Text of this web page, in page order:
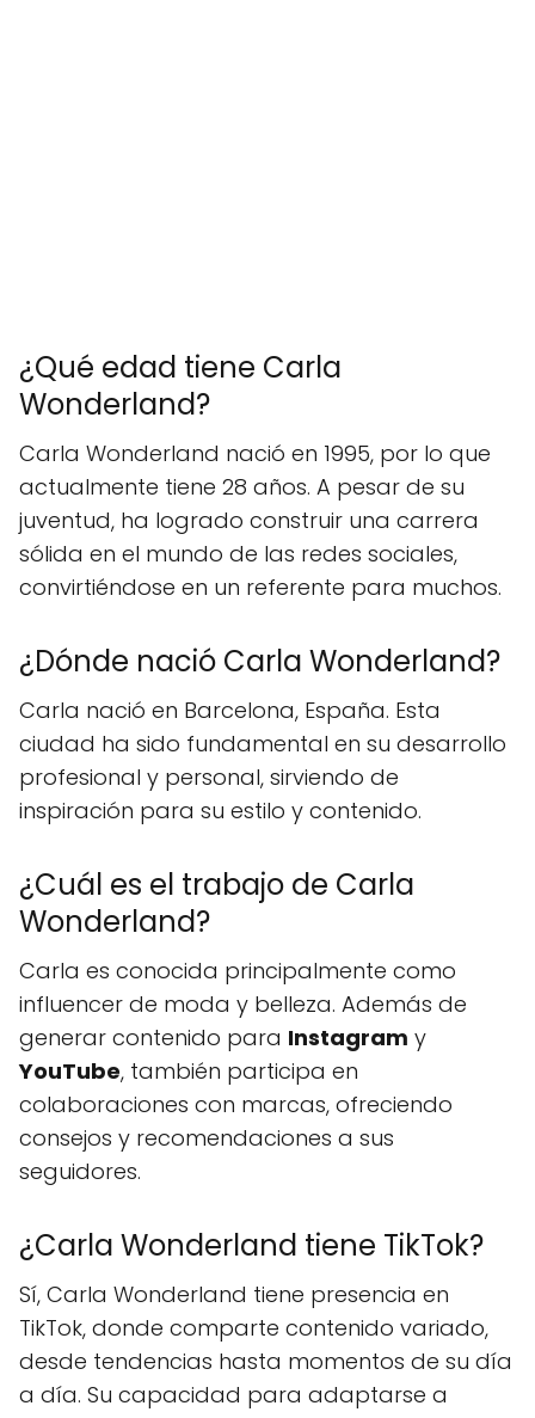
¿Qué edad tiene Carla
Wonderland?
Carla Wonderland nació en 1995, por lo que
actualmente tiene 28 años. A pesar de su
juventud, ha logrado construir una carrera
sólida en el mundo de las redes sociales,
convirtiéndose en un referente para muchos.
¿Dónde nació Carla Wonderland?
Carla nació en Barcelona, España. Esta
ciudad ha sido fundamental en su desarrollo
profesional y personal, sirviendo de
inspiración para su estilo y contenido.
¿Cuál es el trabajo de Carla
Wonderland?
Carla es conocida principalmente como
influencer de moda y belleza. Además de
generar contenido para Instagram y
YouTube, también participa en
colaboraciones con marcas, ofreciendo
consejos y recomendaciones a sus
seguidores.
¿Carla Wonderland tiene TikTok?
Sí, Carla Wonderland tiene presencia en
TikTok, donde comparte contenido variado,
desde tendencias hasta momentos de su día
a día. Su capacidad para adaptarse a